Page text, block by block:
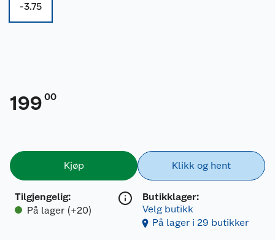
-3.75
199 00
Kjøp
Tilgjengelig:
På lager (+20)
Klikk og hent
Butikklager:
Velg butikk
På lager i 29 butikker